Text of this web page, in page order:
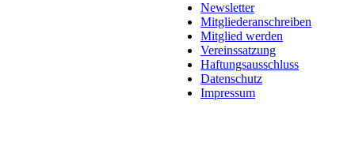
Newsletter
Mitgliederanschreiben
Mitglied werden
Vereinssatzung
Haftungsausschluss
Datenschutz
Impressum